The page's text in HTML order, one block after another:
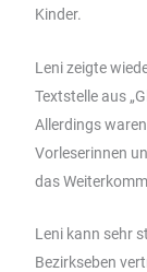
Kinder.
Leni zeigte
Textstelle aus
Allerdings
Vorleserinnen
das
Leni kann sehr
Bezirkseben